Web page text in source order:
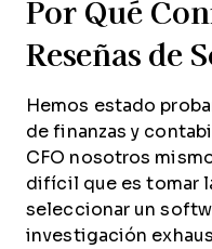
Por Qué
Reseñas de
Hemos estado
de finanzas y
CFO nosotros
difícil que es tomar
seleccionar un
investigación